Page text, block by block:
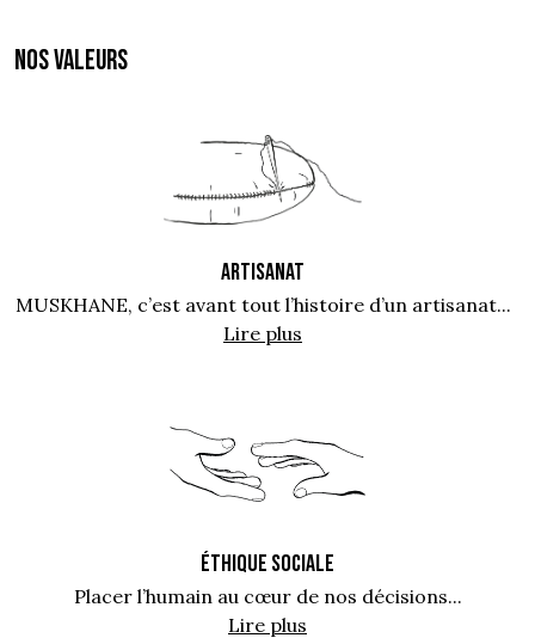
NOS VALEURS
ARTISANAT
MUSKHANE, c’est avant tout l’histoire d’un artisanat...
Lire plus
ÉTHIQUE SOCIALE
Placer l’humain au cœur de nos décisions...
Lire plus